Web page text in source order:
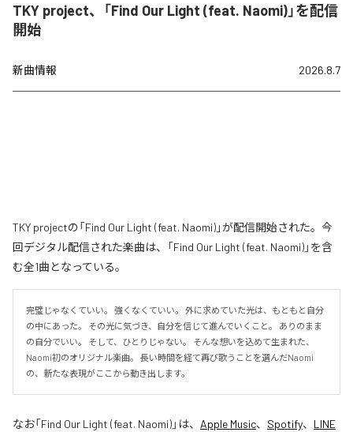
TKY project、「Find Our Light (feat. Naomi)」を配信
開始
新曲情報 2026.8.7
TKY projectの「Find Our Light (feat. Naomi)」が配信開始された。今
回デジタル配信された楽曲は、「Find Our Light (feat. Naomi)」を含
む全1曲となっている。
完璧じゃなくていい。 強くなくていい。 外に求めていた光は、もともと自分
の中にあった。 その光に気づき、自分を信じて進んでいくこと。 ありのまま
の自分でいい。 そして、ひとりじゃない。 そんな想いを込めて生まれた、
Naomi初のオリジナル楽曲。 長い時間を経て再び歌うことを選んだNaomi
の、新たな表現がここから動き出します。
なお「Find Our Light (feat. Naomi)」は、 Apple Music、 Spotify、 LINE